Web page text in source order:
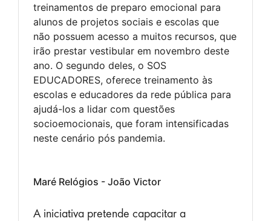
treinamentos de preparo emocional para
alunos de projetos sociais e escolas que
não possuem acesso a muitos recursos, que
irão prestar vestibular em novembro deste
ano. O segundo deles, o SOS
EDUCADORES, oferece treinamento às
escolas e educadores da rede pública para
ajudá-los a lidar com questões
socioemocionais, que foram intensificadas
neste cenário pós pandemia.
Maré Relógios - João Victor
A iniciativa pretende capacitar a